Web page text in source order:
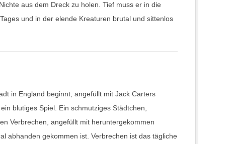
aus dem Dreck zu holen. Tief muss er in die
und in der elende Kreaturen brutal und sittenlos
in England beginnt, angefüllt mit Jack Carters
blutiges Spiel. Ein schmutziges Städtchen,
Verbrechen, angefüllt mit heruntergekommen
abhanden gekommen ist. Verbrechen ist das tägliche